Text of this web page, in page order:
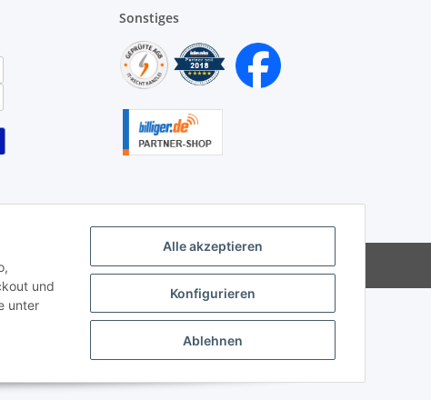
Alle akzeptieren
Konfigurieren
Ablehnen
und
unter
Sonstiges
Besucherzähler: 9965991